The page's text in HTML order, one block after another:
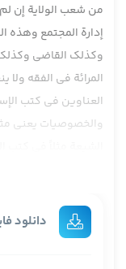
من شعب الولاية إن
إدارة المجتمع وهذه
وكذلك القاضي وكذلك
المرائة في الفقه ولا
العناوين في كتب
والخصوصيات يعني
القضاء تعرضوا أنّه
بأنّه لا يجوز تقليد
دانلود